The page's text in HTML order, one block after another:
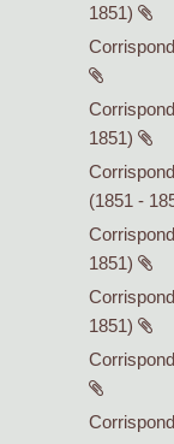
1851)
1851)
(1851 -
1851)
1851)